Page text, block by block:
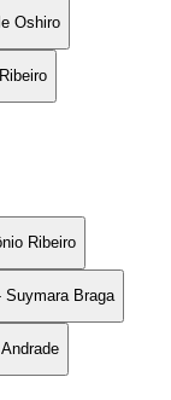
Oshiro
Ribeiro
Suymara Braga